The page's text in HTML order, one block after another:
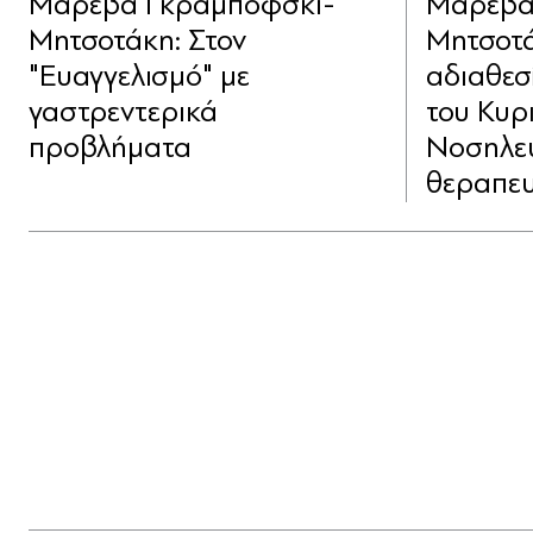
Μητσοτάκη: Στον
"Ευαγγελισμό" με
γαστρεντερικά
προβλήματα
του